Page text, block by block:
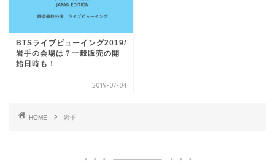
BTSライブビューイング2019/
岩手の会場は？一般販売の開
始日時も！
2019-07-04
HOME 岩手